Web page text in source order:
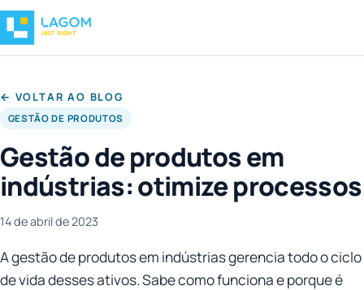
← VOLTAR AO BLOG
GESTÃO DE PRODUTOS
Gestão de produtos em
indústrias: otimize processos
14 de abril de 2023
A gestão de produtos em indústrias gerencia todo o ciclo
de vida desses ativos. Sabe como funciona e porque é